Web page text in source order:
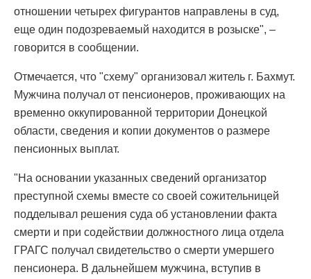
отношении четырех фигурантов направлены в суд,
еще один подозреваемый находится в розыске", –
говорится в сообщении.
Отмечается, что "схему" организовал житель г. Бахмут.
Мужчина получал от пенсионеров, проживающих на
временно оккупированной территории Донецкой
области, сведения и копии документов о размере
пенсионных выплат.
"На основании указанных сведений организатор
преступной схемы вместе со своей сожительницей
подделывал решения суда об установлении факта
смерти и при содействии должностного лица отдела
ГРАГС получал свидетельство о смерти умершего
пенсионера. В дальнейшем мужчина, вступив в